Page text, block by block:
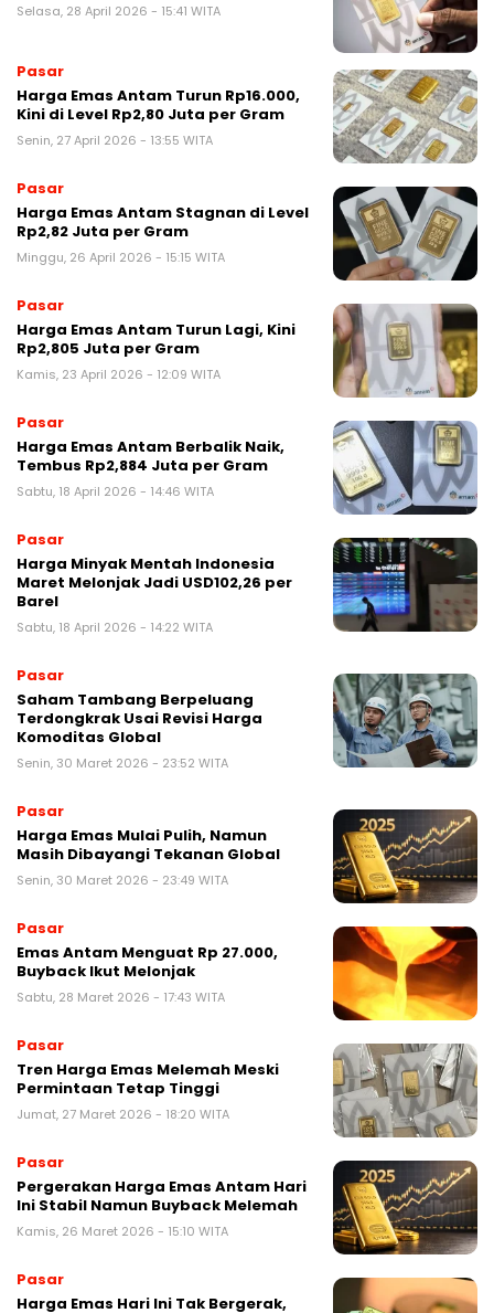
Selasa, 28 April 2026 - 15:41 WITA
Pasar
Harga Emas Antam Turun Rp16.000,
Kini di Level Rp2,80 Juta per Gram
Senin, 27 April 2026 - 13:55 WITA
Pasar
Harga Emas Antam Stagnan di Level
Rp2,82 Juta per Gram
Minggu, 26 April 2026 - 15:15 WITA
Pasar
Harga Emas Antam Turun Lagi, Kini
Rp2,805 Juta per Gram
Kamis, 23 April 2026 - 12:09 WITA
Pasar
Harga Emas Antam Berbalik Naik,
Tembus Rp2,884 Juta per Gram
Sabtu, 18 April 2026 - 14:46 WITA
Pasar
Harga Minyak Mentah Indonesia
Maret Melonjak Jadi USD102,26 per
Barel
Sabtu, 18 April 2026 - 14:22 WITA
Pasar
Saham Tambang Berpeluang
Terdongkrak Usai Revisi Harga
Komoditas Global
Senin, 30 Maret 2026 - 23:52 WITA
Pasar
Harga Emas Mulai Pulih, Namun
Masih Dibayangi Tekanan Global
Senin, 30 Maret 2026 - 23:49 WITA
Pasar
Emas Antam Menguat Rp 27.000,
Buyback Ikut Melonjak
Sabtu, 28 Maret 2026 - 17:43 WITA
Pasar
Tren Harga Emas Melemah Meski
Permintaan Tetap Tinggi
Jumat, 27 Maret 2026 - 18:20 WITA
Pasar
Pergerakan Harga Emas Antam Hari
Ini Stabil Namun Buyback Melemah
Kamis, 26 Maret 2026 - 15:10 WITA
Pasar
Harga Emas Hari Ini Tak Bergerak,